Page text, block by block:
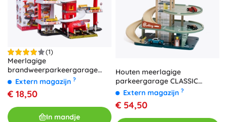
(1)
Meerlagige
brandweerparkeergarage
met lift en accessoires
Extern magazijn ?
€ 18,50
In mandje
Houten meerlagige
parkeergarage CLASSIC
WORLD met auto, helikopter,
wasstraat en tankstation
Extern magazijn ?
€ 54,50